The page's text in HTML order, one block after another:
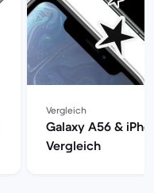
Vergleich
Galaxy A56 &
Vergleich